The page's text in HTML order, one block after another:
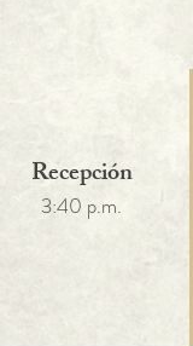
Recepción
3:40 p.m.